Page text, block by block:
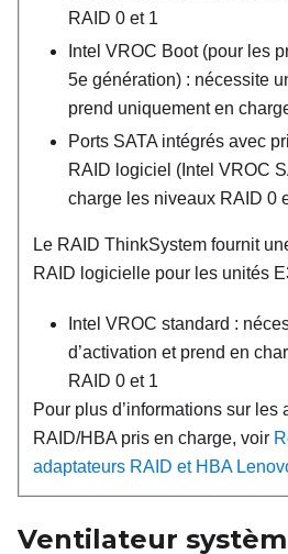
RAID 0 et 1
Intel VROC Boot (pour les
5e génération) : nécessite
prend uniquement en
Ports SATA intégrés avec
RAID logiciel (Intel VROC
charge les niveaux RAID 0
Le RAID ThinkSystem fournit
RAID logicielle pour les unités
Intel VROC standard :
d’activation et prend en
RAID 0 et 1
Pour plus d’informations sur les
RAID/HBA pris en charge, voir
adaptateurs RAID et HBA
Ventilateur